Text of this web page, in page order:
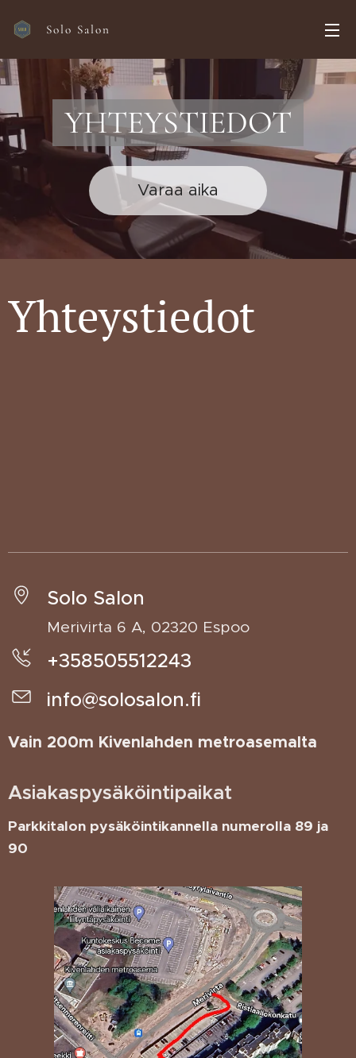
Solo Salon
YHTEYSTIEDOT
Varaa aika
Yhteystiedot
Solo Salon
Merivirta 6 A, 02320 Espoo
+358505512243
info@solosalon.fi
Vain 200m Kivenlahden metroasemalta
Asiakaspysäköintipaikat
Parkkitalon pysäköintikannella numerolla 89 ja
90